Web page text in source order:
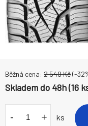
Běžná cena: 2 549Kč(-32
Skladem do 48h (16
- + ks